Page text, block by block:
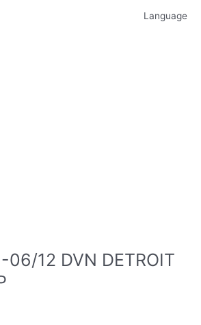
Language
12 DVN DETROIT